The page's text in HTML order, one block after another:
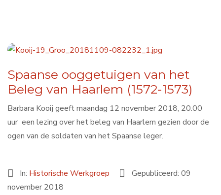
Spaanse ooggetuigen van het
Beleg van Haarlem (1572-1573)
Barbara Kooij geeft maandag 12 november 2018, 20.00
uur een lezing over het beleg van Haarlem gezien door de
ogen van de soldaten van het Spaanse leger.
In: Historische Werkgroep
Gepubliceerd: 09
november 2018